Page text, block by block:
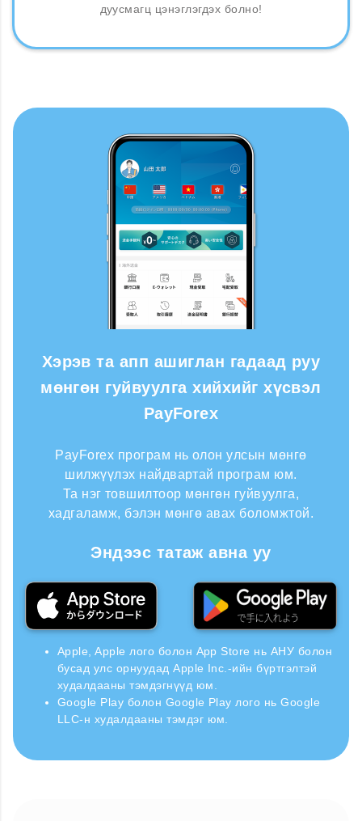
дуусмагц цэнэглэгдэх болно!
Хэрэв та апп ашиглан гадаад руу
мөнгөн гуйвуулга хийхийг хүсвэл
PayForex
PayForex програм нь олон улсын мөнгө
шилжүүлэх найдвартай програм юм.
Та нэг товшилтоор мөнгөн гуйвуулга,
хадгаламж, бэлэн мөнгө авах боломжтой.
Эндээс татаж авна уу
Apple, Apple лого болон App Store нь АНУ болон
бусад улс орнуудад Apple Inc.-ийн бүртгэлтэй
худалдааны тэмдэгнүүд юм.
Google Play болон Google Play лого нь Google
LLC-н худалдааны тэмдэг юм.